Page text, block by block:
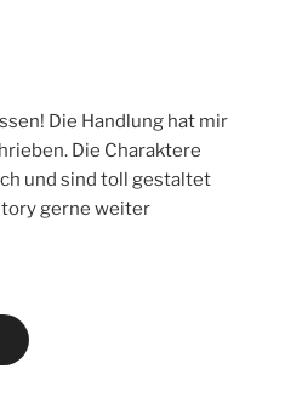
Die Handlung hat mir
Die Charaktere
und sind toll gestaltet
gerne weiter